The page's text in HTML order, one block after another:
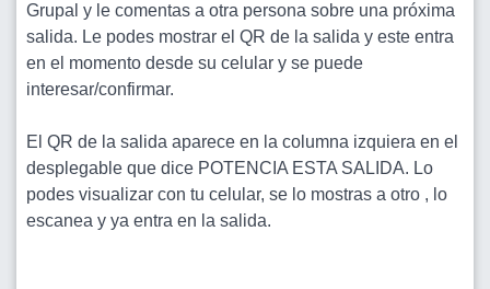
Grupal y le comentas a otra persona sobre una próxima
salida. Le podes mostrar el QR de la salida y este entra
en el momento desde su celular y se puede
interesar/confirmar.
El QR de la salida aparece en la columna izquiera en el
desplegable que dice POTENCIA ESTA SALIDA. Lo
podes visualizar con tu celular, se lo mostras a otro , lo
escanea y ya entra en la salida.